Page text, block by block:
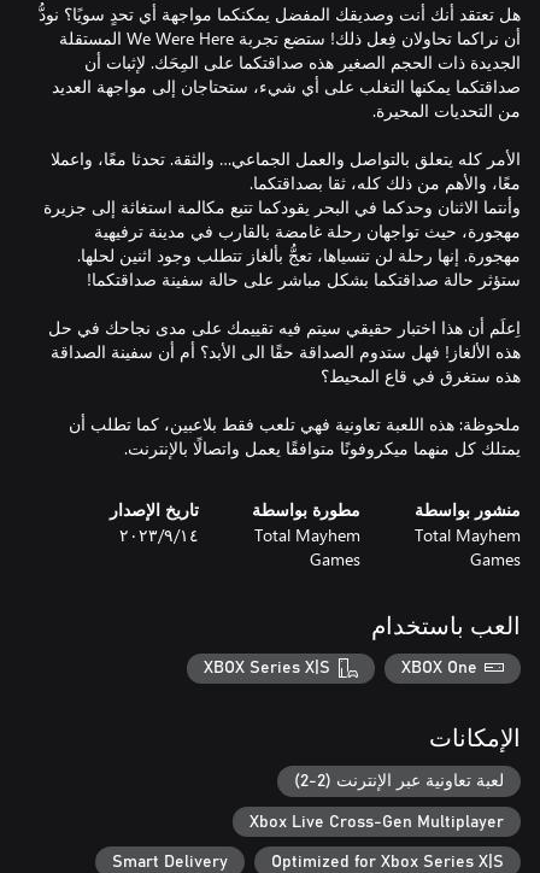
هل تعتقد أنك أنت وصديقك المفضل يمكنكما مواجهة أي تحدٍ سويًا؟ نودُّ
أن نراكما تحاولان فِعل ذلك! ستضع تجربة We Were Here المستقلة
الجديدة ذات الحجم الصغير هذه صداقتكما على المِحَك. لإثبات أن
صداقتكما يمكنها التغلب على أي شيء، ستحتاجان إلى مواجهة العديد
الأمر كله يتعلق بالتواصل والعمل الجماعي… والثقة. تحدثا معًا، واعملا
وأنتما الاثنان وحدكما في البحر يقودكما تتبع مكالمة استغاثة إلى جزيرة
مهجورة، حيث تواجهان رحلة غامضة بالقارب في مدينة ترفيهية
مهجورة. إنها رحلة لن تنسياها، تعجُّ بألغاز تتطلب وجود اثنين لحلها.
اِعلَم أن هذا اختبار حقيقي سيتم فيه تقييمك على مدى نجاحك في حل
هذه الألغاز! فهل ستدوم الصداقة حقًا الى الأبد؟ أم أن سفينة الصداقة
ملحوظة: هذه اللعبة تعاونية فهي تلعب فقط بلاعبين، كما تطلب أن
يمتلك كل منهما ميكروفونًا متوافقًا يعمل واتصالًا بالإنترنت.
منشور بواسطة
Total Mayhem
Games
مطورة بواسطة
Total Mayhem
Games
تاريخ الإصدار
١٤‏/٩‏/٢٠٢٣
العب باستخدام
XBOX One
XBOX Series X|S
الإمكانات
لعبة تعاونية عبر الإنترنت (2-2)
Xbox Live Cross-Gen Multiplayer
Optimized for Xbox Series X|S
Smart Delivery